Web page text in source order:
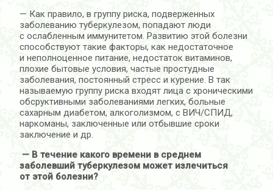
— Как правило, в группу риска, подверженных
заболеванию туберкулезом, попадают люди
с ослабленным иммунитетом. Развитию этой болезни
способствуют такие факторы, как недостаточное
и неполноценное питание, недостаток витаминов,
плохие бытовые условия, частые простудные
заболевания, постоянный стресс и курение. В так
называемую группу риска входят лица с хроническими
обсруктивными заболеваниями легких, больные
сахарным диабетом, алкоголизмом, с ВИЧ/СПИД,
наркоманы, заключенные или отбывшие сроки
заключение и др.
— В течение какого времени в среднем
заболевший туберкулезом может излечиться
от этой болезни?